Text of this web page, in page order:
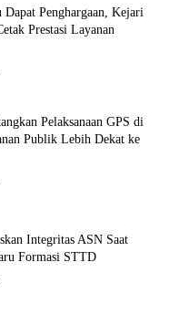
Dapat Penghargaan, Kejari
Prestasi Layanan
Pelaksanaan GPS di
Publik Lebih Dekat ke
Integritas ASN Saat
Formasi STTD